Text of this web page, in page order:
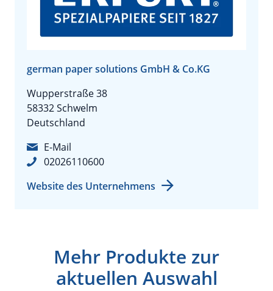
german paper solutions GmbH & Co.KG
Wupperstraße 38
58332 Schwelm
Deutschland
E-Mail
02026110600
Website des Unternehmens
Mehr Produkte zur
aktuellen Auswahl